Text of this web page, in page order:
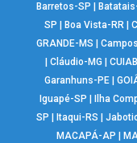
Barretos-SP
SP
Boa Vista-RR |
GRANDE-MS
Cláudio-MG
Garanhuns-PE |
Iguapé-SP
Ilha
SP
Itaqui-RS |
MACAPÁ-AP